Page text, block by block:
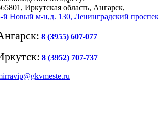
Иркутская область, Ангарск,
й Новый м-н,д. 130, Ленинградский
8 (3955) 607-077
8 (3952) 707-737